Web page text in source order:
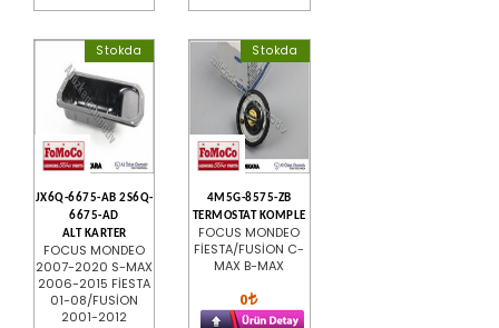
Stokda
JX6Q-6675-AB 2S6Q-
6675-AD
ALT KARTER
FOCUS MONDEO
2007-2020 S-MAX
2006-2015 FİESTA
01-08/FUSİON
2001-2012
Stokda
4M5G-8575-ZB
TERMOSTAT KOMPLE
FOCUS MONDEO
FİESTA/FUSİON C-
MAX B-MAX
0